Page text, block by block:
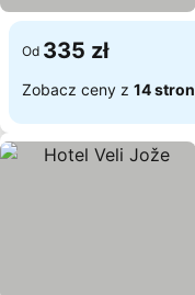
Od 335 zł
Zobacz ceny z 14 stron